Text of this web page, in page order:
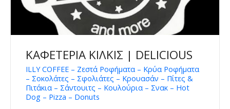
ΚΑΦΕΤΕΡΙΑ ΚΙΛΚΙΣ | DELICIOUS
ILLY COFFEE – Ζεστά Ροφήματα – Κρύα Ροφήματα
– Σοκολάτες – Σφολιάτες – Κρουασάν – Πίτες &
Πιτάκια – Σάντουιτς – Κουλούρια – Σνακ – Hot
Dog – Pizza – Donuts